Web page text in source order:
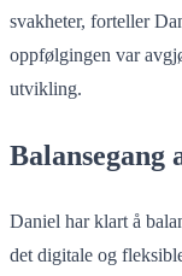
svakheter, forteller
oppfølgingen var
utvikling.
Daniel har klart å
det digitale og